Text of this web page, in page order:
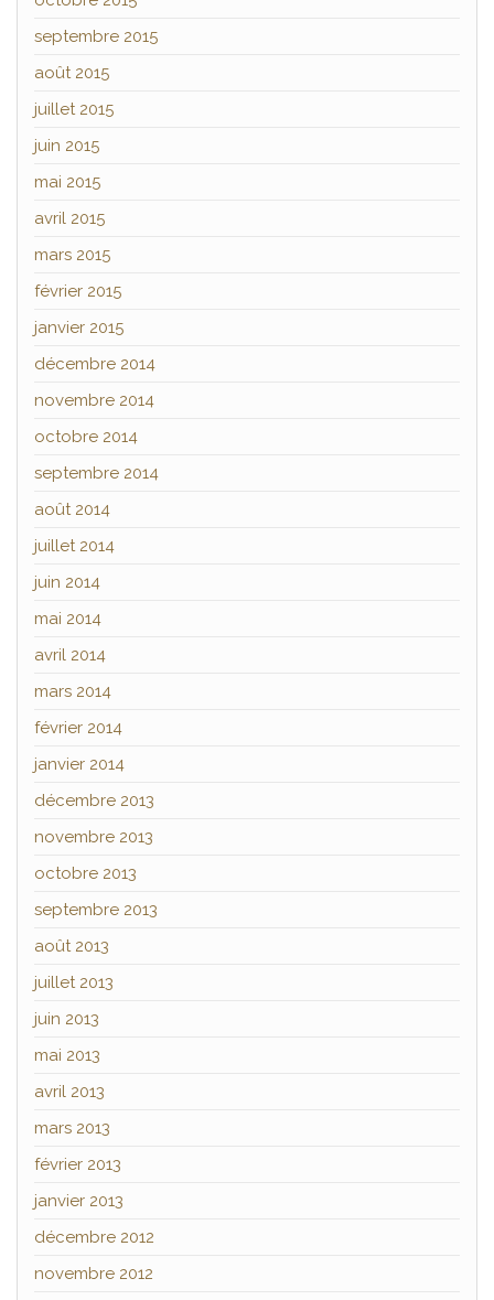
septembre 2015
août 2015
juillet 2015
juin 2015
mai 2015
avril 2015
mars 2015
février 2015
janvier 2015
décembre 2014
novembre 2014
octobre 2014
septembre 2014
août 2014
juillet 2014
juin 2014
mai 2014
avril 2014
mars 2014
février 2014
janvier 2014
décembre 2013
novembre 2013
octobre 2013
septembre 2013
août 2013
juillet 2013
juin 2013
mai 2013
avril 2013
mars 2013
février 2013
janvier 2013
décembre 2012
novembre 2012